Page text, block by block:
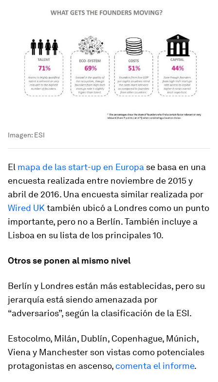
Imagen: ESI
El mapa de las start-up en Europa se basa en una
encuesta realizada entre noviembre de 2015 y
abril de 2016. Una encuesta similar realizada por
Wired UK también ubicó a Londres como un punto
importante, pero no a Berlín. También incluye a
Lisboa en su lista de los principales 10.
Otros se ponen al mismo nivel
Berlín y Londres están más establecidas, pero su
jerarquía está siendo amenazada por
“adversarios”, según la clasificación de la ESI.
Estocolmo, Milán, Dublín, Copenhague, Múnich,
Viena y Manchester son vistas como potenciales
protagonistas en ascenso, comenta el informe.